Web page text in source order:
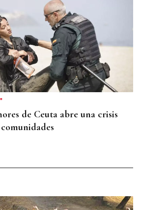
de Ceuta abre una crisis